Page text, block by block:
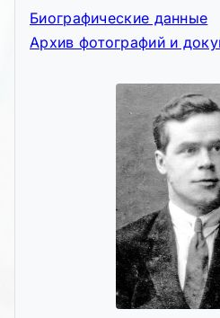
Биографические данные
Архив фотографий и